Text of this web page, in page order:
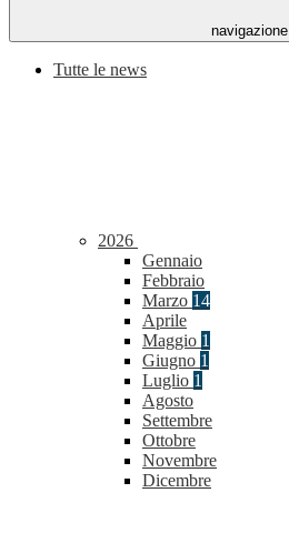
navigazione
Tutte le news
2026
Gennaio
Febbraio
Marzo 14
Aprile
Maggio 1
Giugno 1
Luglio 1
Agosto
Settembre
Ottobre
Novembre
Dicembre